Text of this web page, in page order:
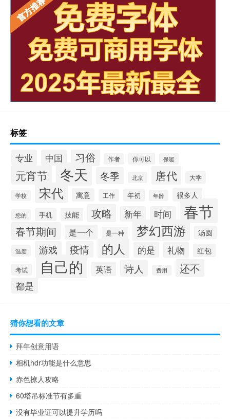
标签
专业 中国 习俗 作者 你可以 保暖
元宵节 冬天 冬季 北京 唐代 大学
学校 宋代 寓意 工作 年初 年龄 很多人
您的 手机 技能 攻略 新年 时间 春节
春节期间 是一个 是一种 梦幻西游 汤圆
温度 游戏 疫情 的人 的是 礼物 红包
考试 自己的 英语 诗人 费用 还不
都是
猜你想看的文章
拜年创意用语
相机hdr功能是什么意思
赤色撩人攻略
60塔吊标准节有多重
没有毕业证可以提升学历吗